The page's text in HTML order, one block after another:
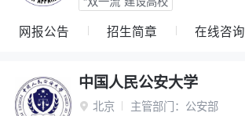
网报公告 招生简章 在线咨询
中国人民公安大学
 北京 主管部门： 公安部